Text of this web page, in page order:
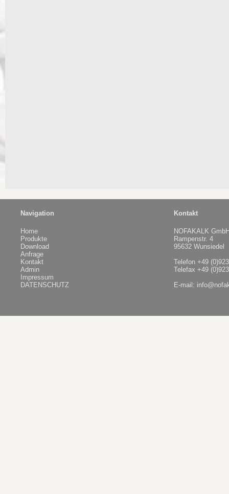
Navigation Kontakt
Home
Produkte
Download
Anfrage
Kontakt
Admin
Impressum
DATENSCHUTZ
NOFAKALK
Rampenstr. 4
95632 Wunsiedel
Telefon +49
Telefax +49
E-mail: